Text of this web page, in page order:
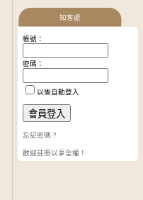
知客處
帳號：
密碼：
以後自動登入
忘記密碼？
歡迎註冊以享全權！